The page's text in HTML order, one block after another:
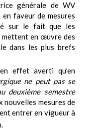
générale de WV
faveur de mesures
sur le fait que les
en œuvre des
dans les plus brefs
effet averti qu’en
ne peut pas se
deuxième semestre
nouvelles mesures de
entrer en vigueur à